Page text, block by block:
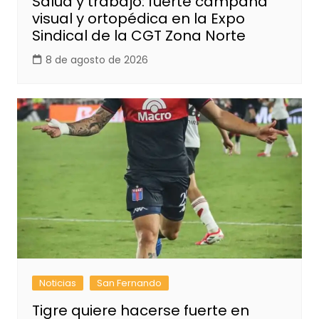
visual y ortopédica en la Expo
Sindical de la CGT Zona Norte
8 de agosto de 2026
Noticias San Fernando
Tigre quiere hacerse fuerte en